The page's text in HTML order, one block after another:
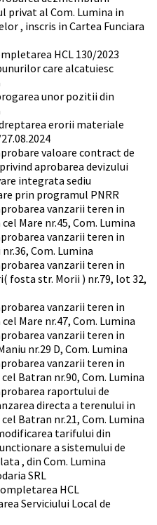
privat al Com. Lumina in
, inscris in Cartea Funciara
HCL 130/2023
care alcatuiesc
unor pozitii din
erorii materiale
valoare contract de
aprobarea devizului
integrata sediu
prin programul PNRR
vanzarii teren in
Mare nr.45, Com. Lumina
vanzarii teren in
Com. Lumina
vanzarii teren in
fosta str. Morii ) nr.79, lot 32,
vanzarii teren in
Mare nr.47, Com. Lumina
vanzarii teren in
nr.29 D, Com. Lumina
vanzarii teren in
Batran nr.90, Com. Lumina
raportului de
directa a terenului in
Batran nr.21, Com. Lumina
tarifului din
a sistemului de
, din Com. Lumina
SRL
HCL
Serviciului Local de